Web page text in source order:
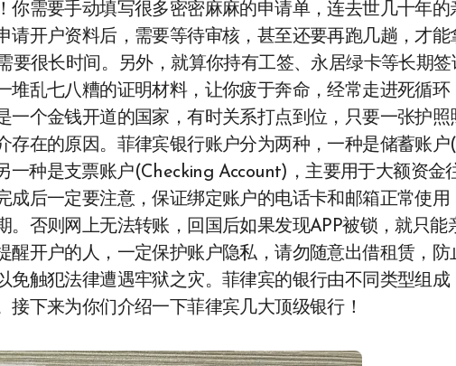
你需要手动填写很多密密麻麻的申请单，连去世几十年的
请开户资料后，需要等待审核，甚至还要再跑几趟，才能
要很长时间。另外，就算你持有工签、永居绿卡等长期签
堆乱七八糟的证明材料，让你疲于奔命，经常走进死循环
一个金钱开道的国家，有时关系打点到位，只要一张护照
存在的原因。菲律宾银行账户分为两种，一种是储蓄账户
一种是支票账户(Checking Account)，主要用于大额资金
成后一定要注意，保证绑定账户的电话卡和邮箱正常使用
。否则网上无法转账，回国后如果发现APP被锁，就只能
醒开户的人，一定保护账户隐私，请勿随意出借租赁，防
免触犯法律遭遇牢狱之灾。菲律宾的银行由不同类型组成
接下来为你们介绍一下菲律宾几大顶级银行！